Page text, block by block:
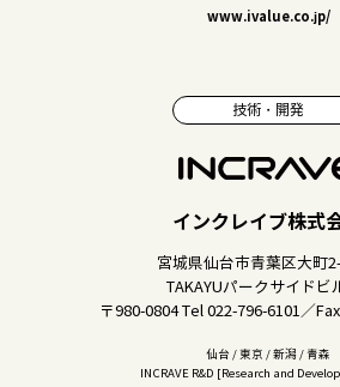
www.ivalue.co.jp/
技術・開発
インクレイブ株式
宮城県仙台市青葉区大町
TAKAYUパークサイドビ
〒980-0804 Tel 022-796-6101／
仙台 / 東京 / 新潟 / 青森
INCRAVE R&D [Research and